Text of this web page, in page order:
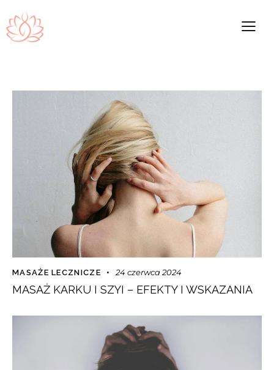
MASAŻE LECZNICZE 24 czerwca 2024
MASAŻ KARKU I SZYI – EFEKTY I WSKAZANIA